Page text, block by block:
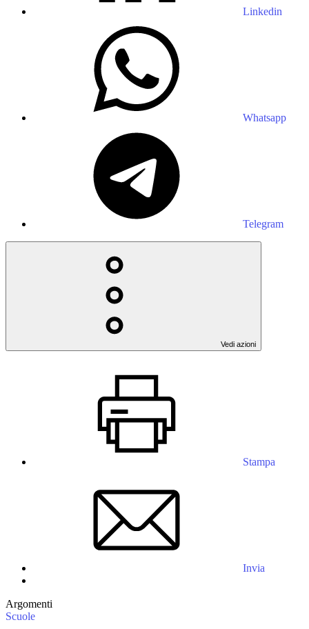
Linkedin
Whatsapp
Telegram
Vedi azioni
Stampa
Invia
Argomenti
Scuole